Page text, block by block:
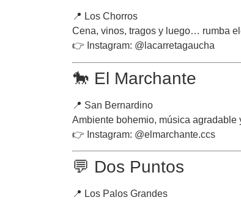
📍 Los Chorros
Cena, vinos, tragos y luego… rumba
👉 Instagram: @lacarretagaucha
🐎 El Marchante
📍 San Bernardino
Ambiente bohemio, música
👉 Instagram: @elmarchante.ccs
💬 Dos Puntos
📍 Los Palos Grandes